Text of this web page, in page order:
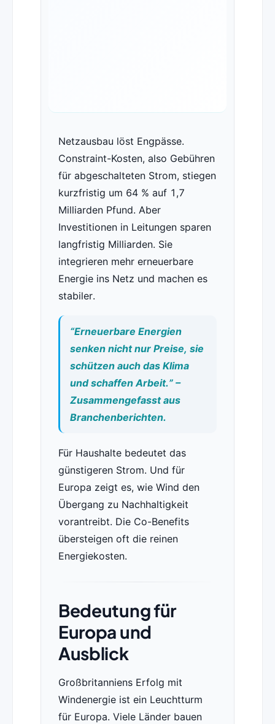
Netzausbau löst Engpässe.
Constraint-Kosten, also Gebühren
für abgeschalteten Strom, stiegen
kurzfristig um 64 % auf 1,7
Milliarden Pfund. Aber
Investitionen in Leitungen sparen
langfristig Milliarden. Sie
integrieren mehr erneuerbare
Energie ins Netz und machen es
stabiler.
“Erneuerbare Energien
senken nicht nur Preise, sie
schützen auch das Klima
und schaffen Arbeit.” –
Zusammengefasst aus
Branchenberichten.
Für Haushalte bedeutet das
günstigeren Strom. Und für
Europa zeigt es, wie Wind den
Übergang zu Nachhaltigkeit
vorantreibt. Die Co-Benefits
übersteigen oft die reinen
Energiekosten.
Bedeutung für
Europa und
Ausblick
Großbritanniens Erfolg mit
Windenergie ist ein Leuchtturm
für Europa. Viele Länder bauen